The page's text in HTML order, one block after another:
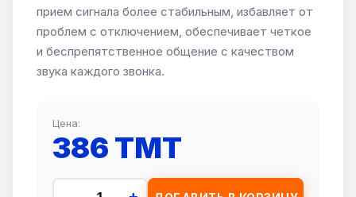
прием сигнала более стабильным, избавляет от
проблем с отключением, обеспечивает четкое
и беспрепятственное общение с качеством
звука каждого звонка.
Цена:
386 TMT